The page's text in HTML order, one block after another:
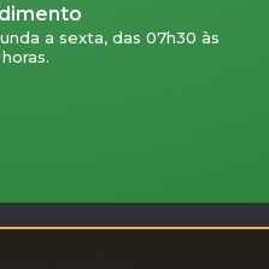
a sexta, das 07h30 às